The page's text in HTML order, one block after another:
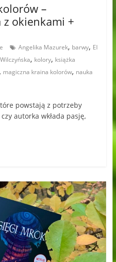
–
z okienkami +
Angelika Mazurek, barwy, El
, kolory, książka
, magiczna kraina kolorów, nauka
powstają z potrzeby
autorka wkłada pasję,